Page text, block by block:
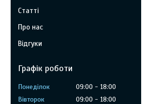
Статті
Про нас
Відгуки
Графік роботи
Понеділок 09:00
18:00
Вівторок
09:00
18:00